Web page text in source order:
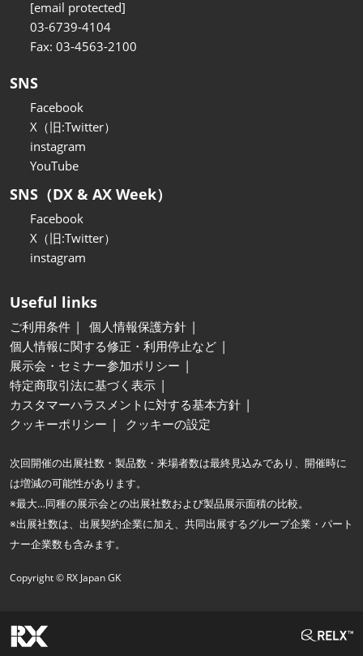
[email protected]
03-6739-4104
Fax: 03-4563-2100
SNS
Facebook
X（旧:Twitter）
instagram
YouTube
SNS（DX & AX Week）
Facebook
X（旧:Twitter）
instagram
Useful links
ご利用条件
個人情報保護方針
個人情報に関する修正・利用停止など
展示会・セミナー参加ポリシー
特定商取引法に基づく表示
カスタマーハラスメントに対する基本方針
クッキーポリシー
クッキーの設定
次回開催の出展社数・製品数・来場者数は最終見込みであり、開催時に
は増減の可能性があります。
※最大…同種の展示会との出展社数および製品展示面積の比較。
※出展社数は、出展契約企業に加え、共同出展するグループ企業・パート
ナー企業数も含みます。
Copyright © RX Japan GK